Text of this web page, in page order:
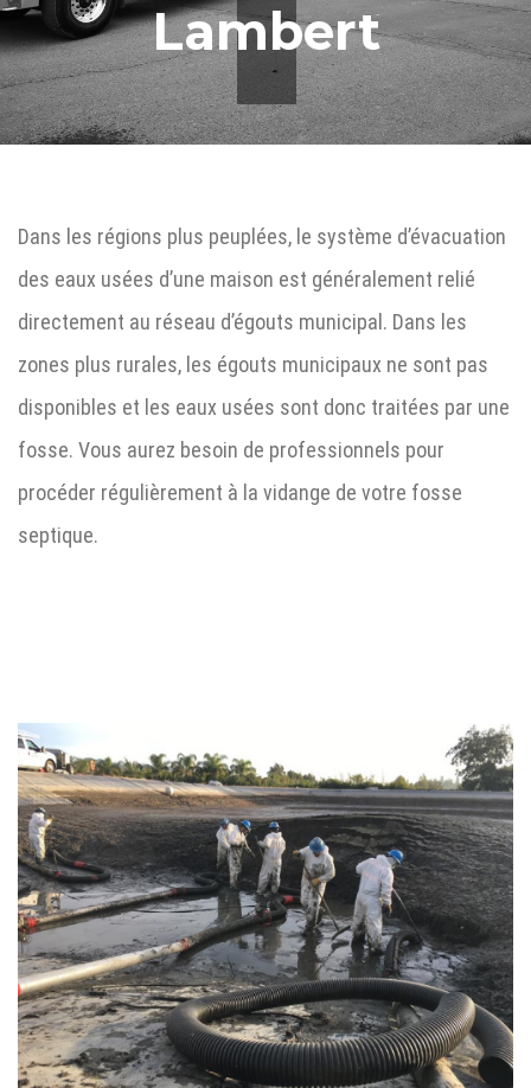
Lambert
Dans les régions plus peuplées, le système d’évacuation
des eaux usées d’une maison est généralement relié
directement au réseau d’égouts municipal. Dans les
zones plus rurales, les égouts municipaux ne sont pas
disponibles et les eaux usées sont donc traitées par une
fosse. Vous aurez besoin de professionnels pour
procéder régulièrement à la vidange de votre fosse
septique.